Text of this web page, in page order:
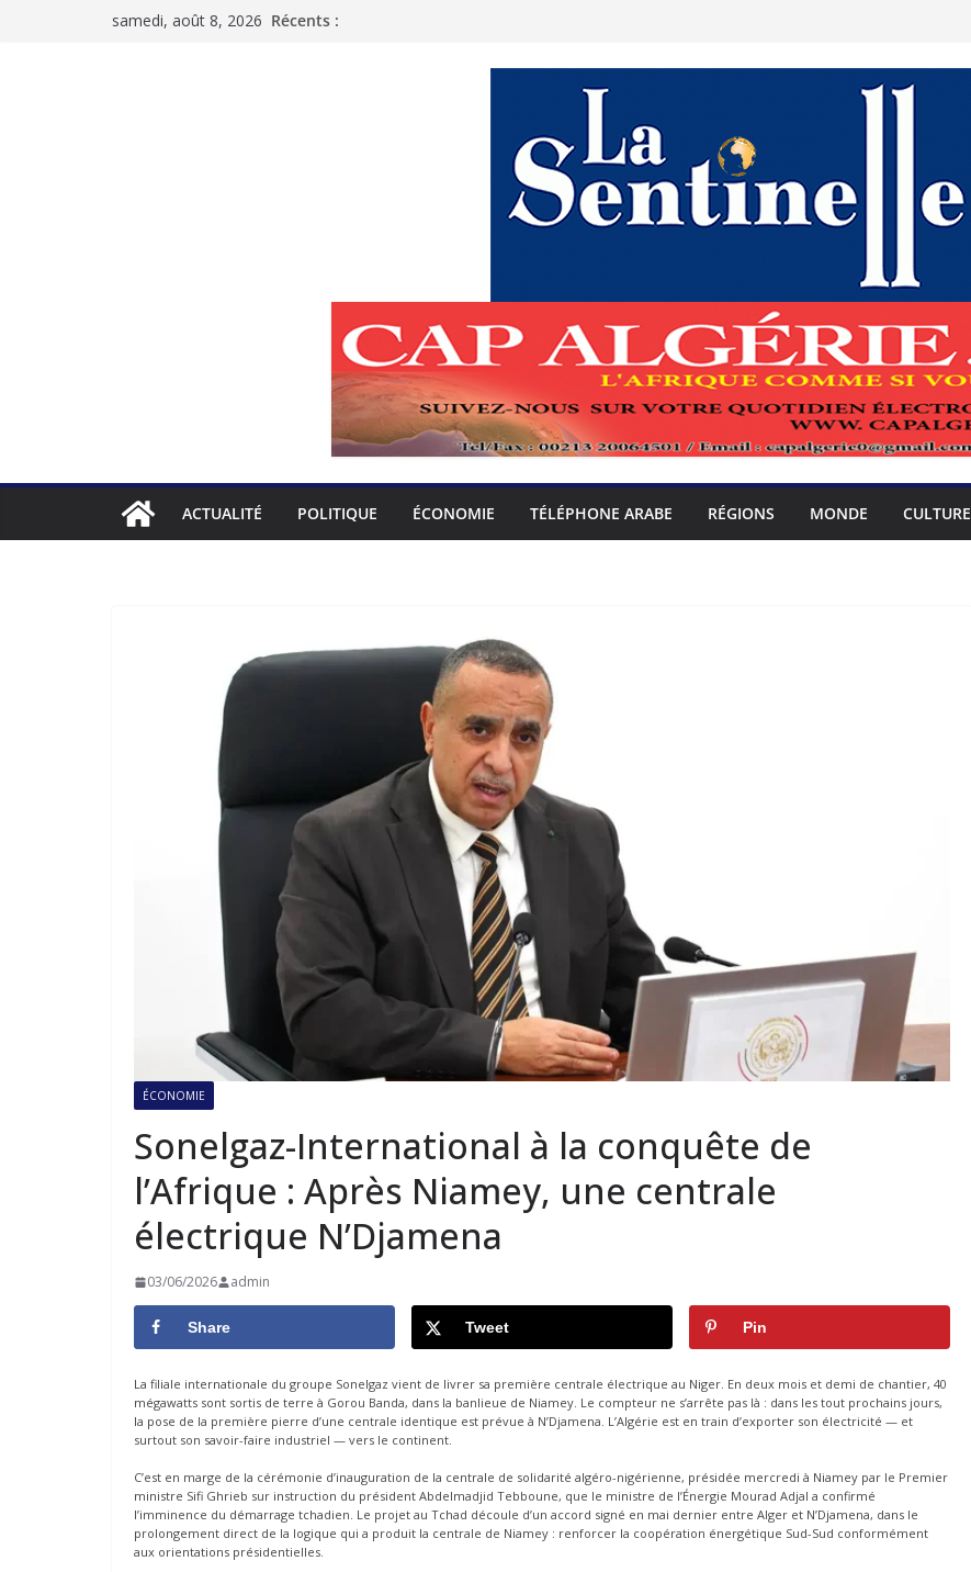
samedi, août 8, 2026 Récents :
ACTUALITÉ POLITIQUE ÉCONOMIE TÉLÉPHONE ARABE RÉGIONS MONDE CULTURE
ÉCONOMIE
Sonelgaz-International à la conquête de
l’Afrique : Après Niamey, une centrale
électrique N’Djamena
03/06/2026 admin
Share Tweet Pin
La filiale internationale du groupe Sonelgaz vient de livrer sa première centrale électrique au Niger. En deux mois et demi de chantier, 40
mégawatts sont sortis de terre à Gorou Banda, dans la banlieue de Niamey. Le compteur ne s’arrête pas là : dans les tout prochains jours,
la pose de la première pierre d’une centrale identique est prévue à N’Djamena. L’Algérie est en train d’exporter son électricité — et
surtout son savoir-faire industriel — vers le continent.
C’est en marge de la cérémonie d’inauguration de la centrale de solidarité algéro-nigérienne, présidée mercredi à Niamey par le Premier
ministre Sifi Ghrieb sur instruction du président Abdelmadjid Tebboune, que le ministre de l’Énergie Mourad Adjal a confirmé
l’imminence du démarrage tchadien. Le projet au Tchad découle d’un accord signé en mai dernier entre Alger et N’Djamena, dans le
prolongement direct de la logique qui a produit la centrale de Niamey : renforcer la coopération énergétique Sud-Sud conformément
aux orientations présidentielles.